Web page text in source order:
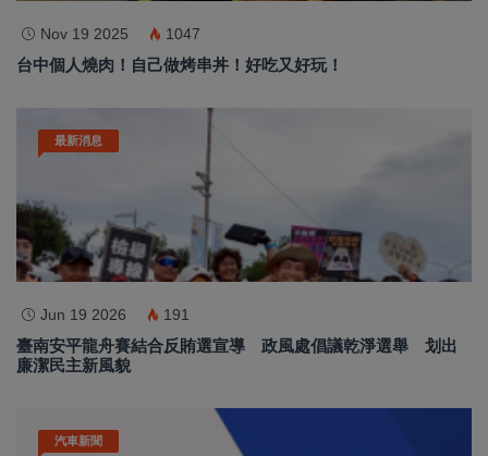
Nov 19 2025 1047
台中個人燒肉！自己做烤串丼！好吃又好玩！
最新消息
Jun 19 2026 191
臺南安平龍舟賽結合反賄選宣導 政風處倡議乾淨選舉 划出
廉潔民主新風貌
汽車新聞